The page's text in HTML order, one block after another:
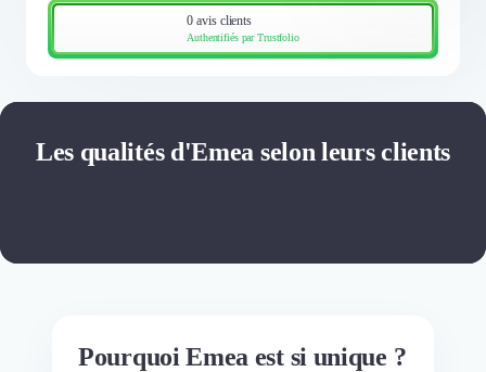
0 avis clients
Authentifiés par Trustfolio
Les qualités d'Emea selon leurs clients
Pourquoi Emea est si unique ?